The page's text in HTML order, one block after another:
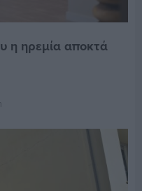
η ηρεμία αποκτά